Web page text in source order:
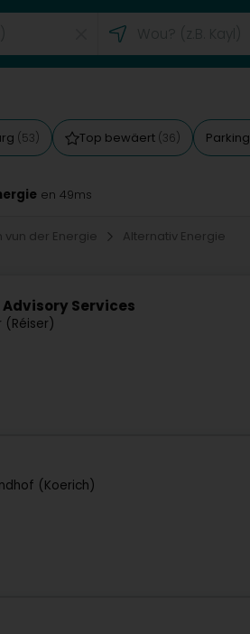
(53) Top bewäert (36) Parking
en 49ms
vun der Energie Alternativ Energie
Services
(Réiser)
(Koerich)